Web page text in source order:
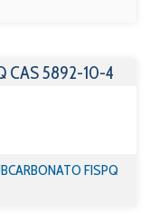
CAS 5892-10-4
FISPQ